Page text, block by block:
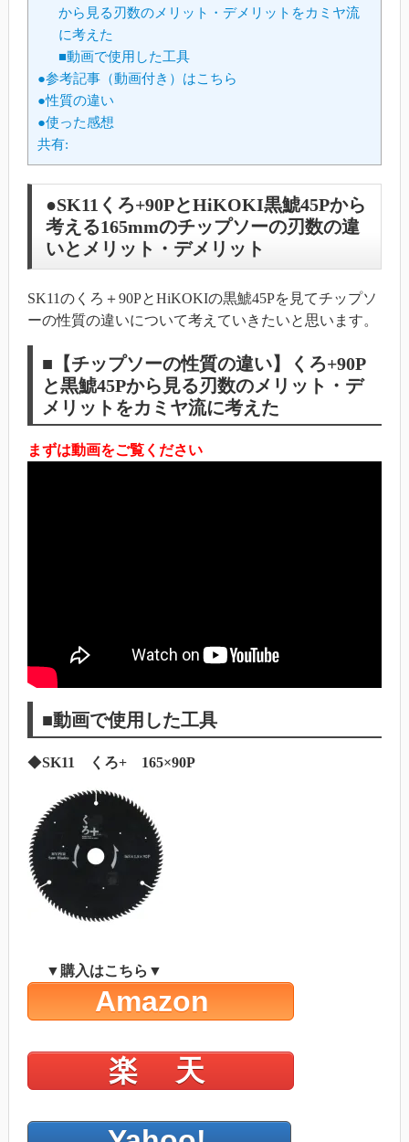
から見る刃数のメリット・デメリットをカミヤ流
に考えた
■動画で使用した工具
●参考記事（動画付き）はこちら
●性質の違い
●使った感想
共有:
●SK11くろ+90PとHiKOKI黒鯱45Pから
考える165mmのチップソーの刃数の違
いとメリット・デメリット
SK11のくろ＋90PとHiKOKIの黒鯱45Pを見てチップソ
ーの性質の違いについて考えていきたいと思います。
■【チップソーの性質の違い】くろ+90P
と黒鯱45Pから見る刃数のメリット・デ
メリットをカミヤ流に考えた
まずは動画をご覧ください
■動画で使用した工具
◆SK11 くろ+ 165×90P
▼購入はこちら▼
Amazon
楽 天